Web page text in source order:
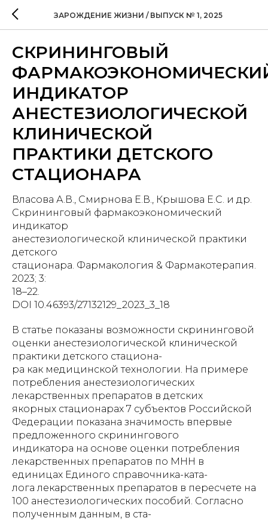
ЗАРОЖДЕНИЕ ЖИЗНИ / ВЫПУСК № 1, 2025
СКРИНИНГОВЫЙ
ИНДИКАТОР
АНЕСТЕЗИОЛОГИЧЕСКОЙ
КЛИНИЧЕСКОЙ
ПРАКТИКИ ДЕТСКОГО
СТАЦИОНАРА
Власова А.В., Смирнова Е.В., Крышова Е.С. и др.
Скрининговый фармакоэкономический
индикатор
анестезиологической клинической практики
детского
стационара. Фармакология & Фармакотерапия.
2023; 3:
18–22.
DOI 10.46393/27132129_2023_3_18
В статье показаны возможности скрининговой
оценки анестезиологической клинической
практики детского стациона-
ра как медицинской технологии. На примере
потребления анестезиологических
лекарственных препаратов в детских
якорных стационарах 7 субъектов Российской
Федерации показана значимость впервые
предложенного скринингового
индикатора на основе оценки потребления
лекарственных препаратов по МНН в
единицах Единого справочника-ката-
лога лекарственных препаратов в пересчете на
100 анестезиологических пособий. Согласно
полученным данным, в ста-